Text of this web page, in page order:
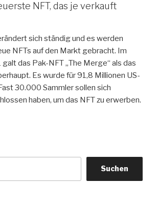
NFT, das je verkauft
sich ständig und es werden
NFTs auf den Markt gebracht. Im
das Pak-NFT „The Merge“ als das
Es wurde für 91,8 Millionen US-
30.000 Sammler sollen sich
haben, um das NFT zu erwerben.
Suchen